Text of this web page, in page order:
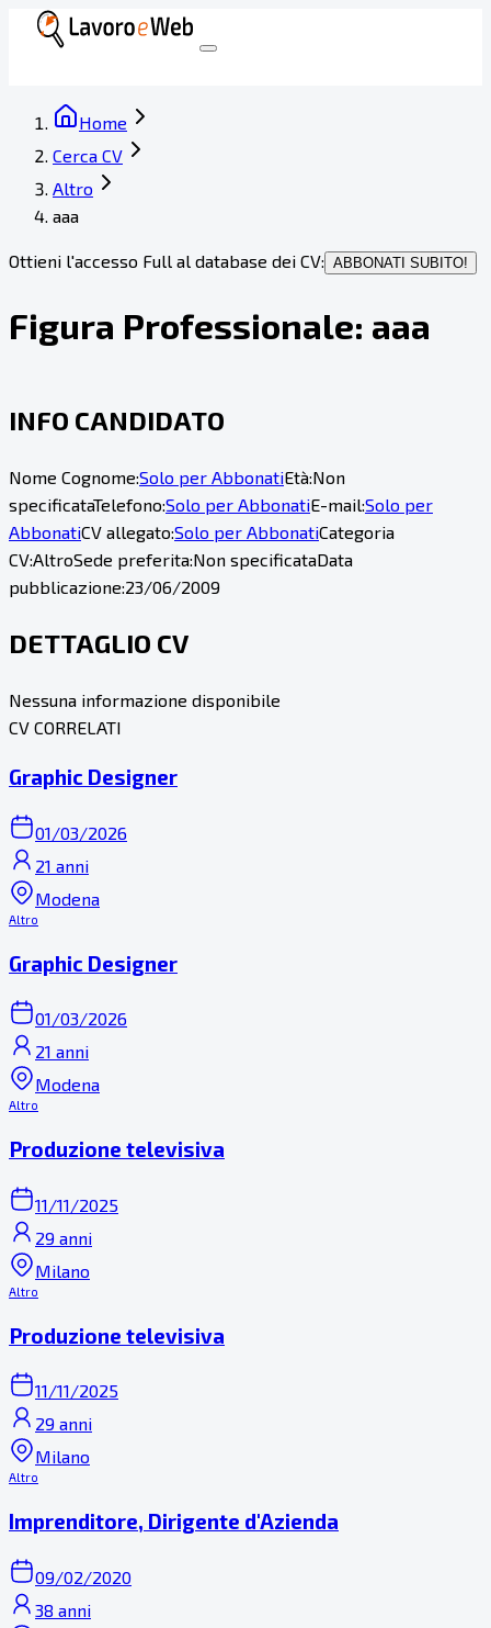
Home
Cerca CV
Altro
aaa
Ottieni l'accesso Full al database dei CV: ABBONATI SUBITO!
Figura Professionale: aaa
INFO CANDIDATO
Nome Cognome:Solo per AbbonatiEtà:Non
specificataTelefono:Solo per AbbonatiE-mail:Solo per
AbbonatiCV allegato:Solo per AbbonatiCategoria
CV:AltroSede preferita:Non specificataData
pubblicazione:23/06/2009
DETTAGLIO CV
Nessuna informazione disponibile
CV CORRELATI
Graphic Designer
01/03/2026
21 anni
Modena
Altro
Graphic Designer
01/03/2026
21 anni
Modena
Altro
Produzione televisiva
11/11/2025
29 anni
Milano
Altro
Produzione televisiva
11/11/2025
29 anni
Milano
Altro
Imprenditore, Dirigente d'Azienda
09/02/2020
38 anni